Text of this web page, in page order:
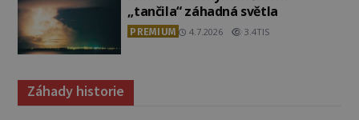
„tančila“ záhadná světla
PREMIUM 4.7.2026 3.4TIS
Záhady historie